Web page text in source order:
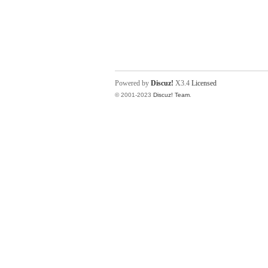
Powered by Discuz! X3.4 Licensed
© 2001-2023 Discuz! Team